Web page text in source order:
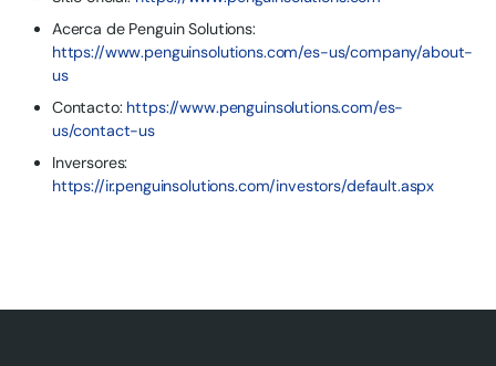
Acerca de Penguin Solutions:
https://www.penguinsolutions.com/es-us/company/about-
us
Contacto: https://www.penguinsolutions.com/es-
us/contact-us
Inversores:
https://ir.penguinsolutions.com/investors/default.aspx